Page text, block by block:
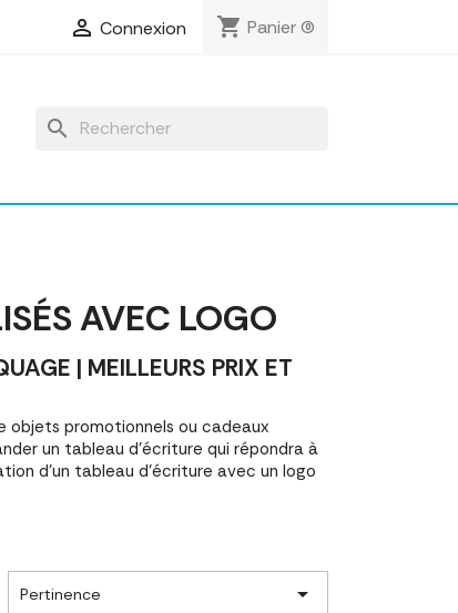
 Connexion shopping_cart Panier(0)
search
AVEC LOGO
| MEILLEURS PRIX ET
objets promotionnels ou cadeaux
un tableau d'écriture qui répondra à
d'un tableau d'écriture avec un logo
Pertinence 